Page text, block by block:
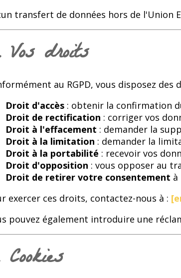
transfert de données hors de l'Union
droits
au RGPD, vous disposez des
Droit d'accès : obtenir la confirmation
Droit de rectification : corriger vos
Droit à l'effacement : demander la
Droit à la limitation : demander la
Droit à la portabilité : recevoir vos
Droit d'opposition : vous opposer au
Droit de retirer votre consentement
exercer ces droits, contactez-nous à :
pouvez également introduire une